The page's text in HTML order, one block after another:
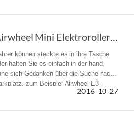
Airwheel Mini Elektroroller ist ein tragbares Transport.
können steckte es in ihre Tasche
halten Sie es einfach in der hand,
sich Gedanken über die Suche nach
zum Beispiel Airwheel E3-
2016-10-27